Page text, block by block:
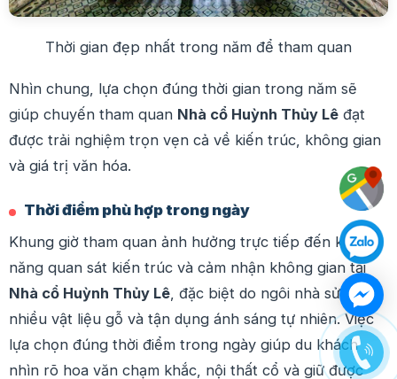
Thời gian đẹp nhất trong năm để tham quan
Nhìn chung, lựa chọn đúng thời gian trong năm sẽ
giúp chuyến tham quan Nhà cổ Huỳnh Thủy Lê đạt
được trải nghiệm trọn vẹn cả về kiến trúc, không gian
và giá trị văn hóa.
Thời điểm phù hợp trong ngày
Khung giờ tham quan ảnh hưởng trực tiếp đến khả
năng quan sát kiến trúc và cảm nhận không gian tại
Nhà cổ Huỳnh Thủy Lê, đặc biệt do ngôi nhà sử dụng
nhiều vật liệu gỗ và tận dụng ánh sáng tự nhiên. Việc
lựa chọn đúng thời điểm trong ngày giúp du khách
nhìn rõ hoa văn chạm khắc, nội thất cổ và giữ được